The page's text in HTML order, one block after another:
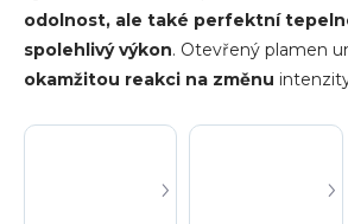
odolnost, ale také perfektní
spolehlivý výkon. Otevřený plamen
okamžitou reakci na změnu